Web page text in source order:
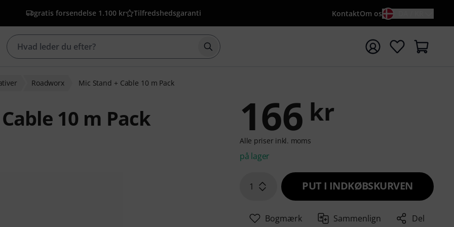
gratis forsendelse 1.100 kr Tilfredshedsgaranti KontaktOm os
Start søgning med søgeord {searchTerm}
Roadworx Mic Stand + Cable 10 m Pack
10 m Pack 166 kr
Alle priser inkl. moms
på lager
1 PUT I INDKØBSKURVEN
Bogmærk Sammenlign Del